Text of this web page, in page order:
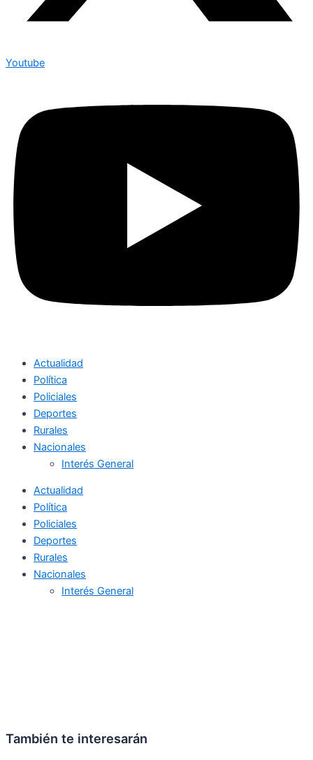
Youtube
Actualidad
Política
Policiales
Deportes
Rurales
Nacionales
Interés General
Actualidad
Política
Policiales
Deportes
Rurales
Nacionales
Interés General
También te interesarán